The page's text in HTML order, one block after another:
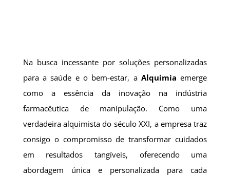
Na busca incessante por soluções personalizadas
para a saúde e o bem-estar, a Alquimia emerge
como a essência da inovação na indústria
farmacêutica de manipulação. Como uma
verdadeira alquimista do século XXI, a empresa traz
consigo o compromisso de transformar cuidados
em resultados tangíveis, oferecendo uma
abordagem única e personalizada para cada